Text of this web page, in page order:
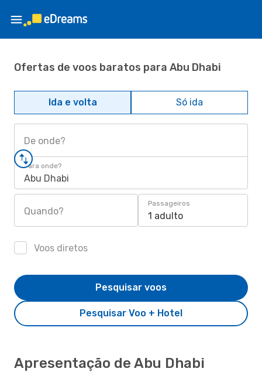
Ofertas de voos baratos para Abu Dhabi
Ida e volta Só ida
De onde?
Para onde?
Abu Dhabi
Quando?
Passageiros
1 adulto
Voos diretos
Pesquisar Voo + Hotel
Pesquisar voos
Apresentação de Abu Dhabi